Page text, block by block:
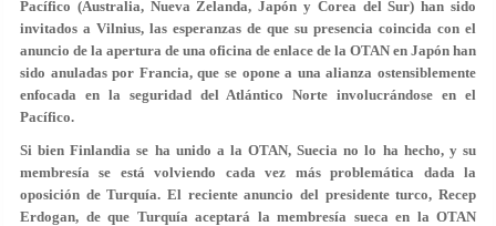
Pacífico (Australia, Nueva Zelanda, Japón y Corea del Sur) han sido
invitados a Vilnius, las esperanzas de que su presencia coincida con el
anuncio de la apertura de una oficina de enlace de la OTAN en Japón han
sido anuladas por Francia, que se opone a una alianza ostensiblemente
enfocada en la seguridad del Atlántico Norte involucrándose en el
Pacífico.
Si bien Finlandia se ha unido a la OTAN, Suecia no lo ha hecho, y su
membresía se está volviendo cada vez más problemática dada la
oposición de Turquía. El reciente anuncio del presidente turco, Recep
Erdogan, de que Turquía aceptará la membresía sueca en la OTAN